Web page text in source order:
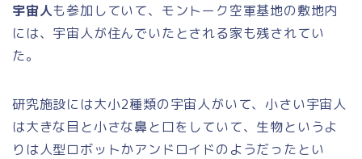
宇宙人も参加していて、モントーク空軍基地の敷地内
には、宇宙人が住んでいたとされる家も残されてい
た。
研究施設には大小2種類の宇宙人がいて、小さい宇宙人
は大きな目と小さな鼻と口をしていて、生物というよ
りは人型ロボットかアンドロイドのようだったとい